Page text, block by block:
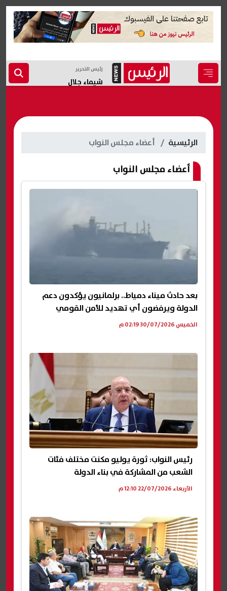
رئيس التحرير
شيماء جلال
الرئيسية أعضاء مجلس النواب
أعضاء مجلس النواب
بعد حادث ميناء دمياط.. برلمانيون يؤكدون دعم
الدولة ويرفضون أي تهديد للأمن القومي
الخميس 30/07/2026 02:19 م
رئيس النواب: ثورة يوليو مكنت مختلف فئات
الشعب من المشاركة في بناء الدولة
الأربعاء 22/07/2026 12:10 م